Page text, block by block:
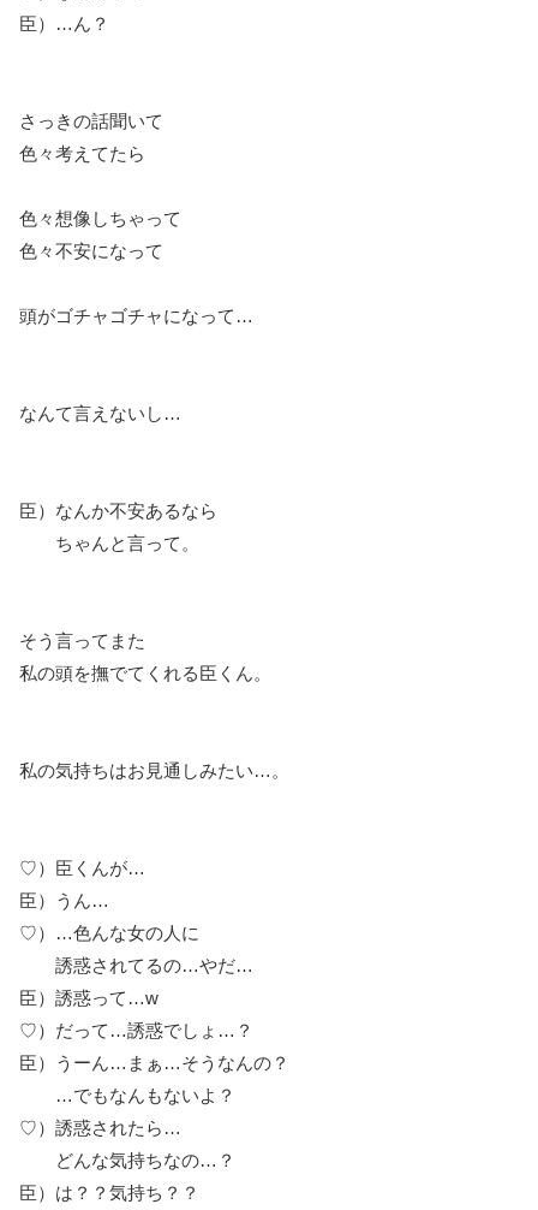
臣）…ん？
さっきの話聞いて
色々考えてたら
色々想像しちゃって
色々不安になって
頭がゴチャゴチャになって…
なんて言えないし…
臣）なんか不安あるなら
ちゃんと言って。
そう言ってまた
私の頭を撫でてくれる臣くん。
私の気持ちはお見通しみたい…。
♡）臣くんが…
臣）うん…
♡）…色んな女の人に
誘惑されてるの…やだ…
臣）誘惑って…w
♡）だって…誘惑でしょ…？
臣）うーん…まぁ…そうなんの？
…でもなんもないよ？
♡）誘惑されたら…
どんな気持ちなの…？
臣）は？？気持ち？？